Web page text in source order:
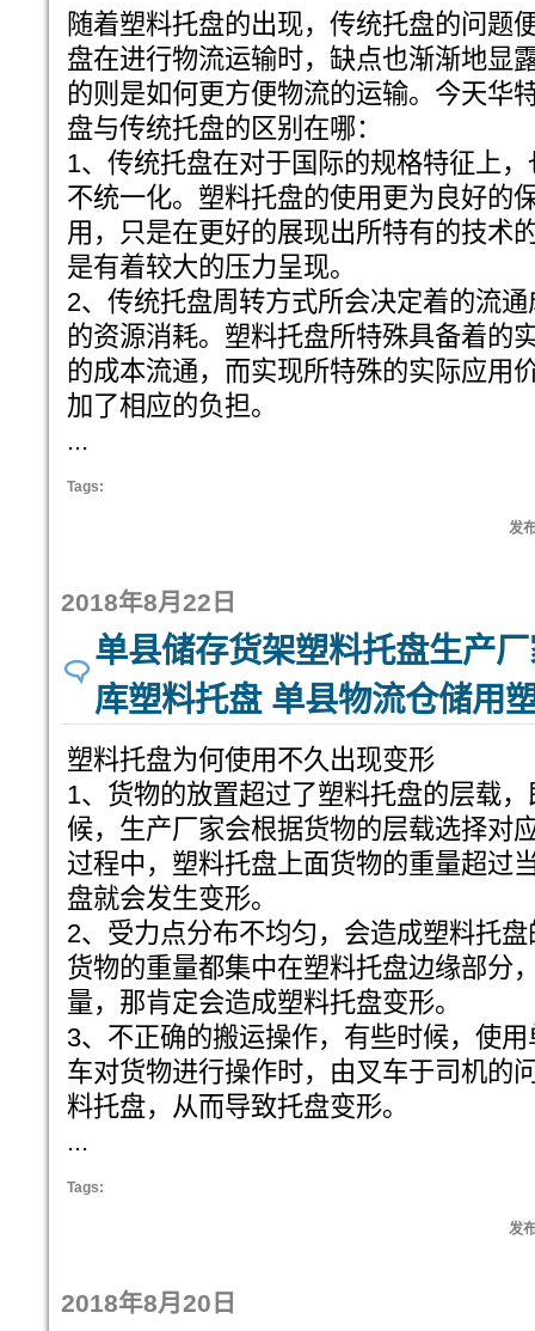
随着塑料托盘的出现，传统托盘的问题
盘在进行物流运输时，缺点也渐渐地显
的则是如何更方便物流的运输。今天华
盘与传统托盘的区别在哪：
1、传统托盘在对于国际的规格特征上
不统一化。塑料托盘的使用更为良好的
用，只是在更好的展现出所特有的技术
是有着较大的压力呈现。
2、传统托盘周转方式所会决定着的流
的资源消耗。塑料托盘所特殊具备着的
的成本流通，而实现所特殊的实际应用
加了相应的负担。
...
Tags:
发
2018年8月22日
单县储存货架塑料托盘生产
库塑料托盘 单县物流仓储用
塑料托盘为何使用不久出现变形
1、货物的放置超过了塑料托盘的层载
候，生产厂家会根据货物的层载选择对
过程中，塑料托盘上面货物的重量超过
盘就会发生变形。
2、受力点分布不均匀，会造成塑料托
货物的重量都集中在塑料托盘边缘部分
量，那肯定会造成塑料托盘变形。
3、不正确的搬运操作，有些时候，使
车对货物进行操作时，由叉车于司机的
料托盘，从而导致托盘变形。
...
Tags:
发
2018年8月20日